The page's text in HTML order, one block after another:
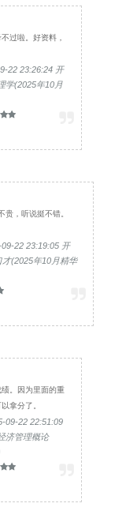
过啦。好资料，
22 23:26:24 开
学(2025年10月
贵，听说挺不错。
09-22 23:19:05 开
才(2025年10月精华
。因为里面的重
拿分了。
09-22 22:51:09
济管理概论